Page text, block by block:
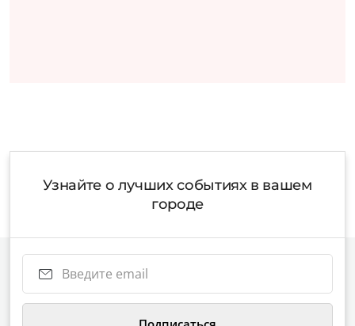
Узнайте о лучших событиях в вашем
городе